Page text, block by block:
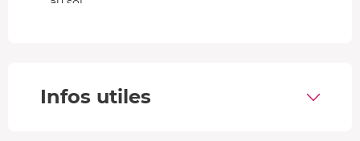
Saint-Michelest sans conteste l'une des plus anciennes et
Infos utiles